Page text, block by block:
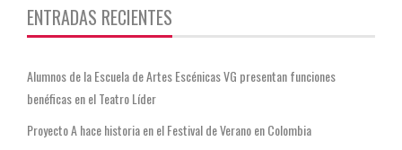
ENTRADAS RECIENTES
Alumnos de la Escuela de Artes Escénicas VG presentan funciones
benéficas en el Teatro Líder
Proyecto A hace historia en el Festival de Verano en Colombia